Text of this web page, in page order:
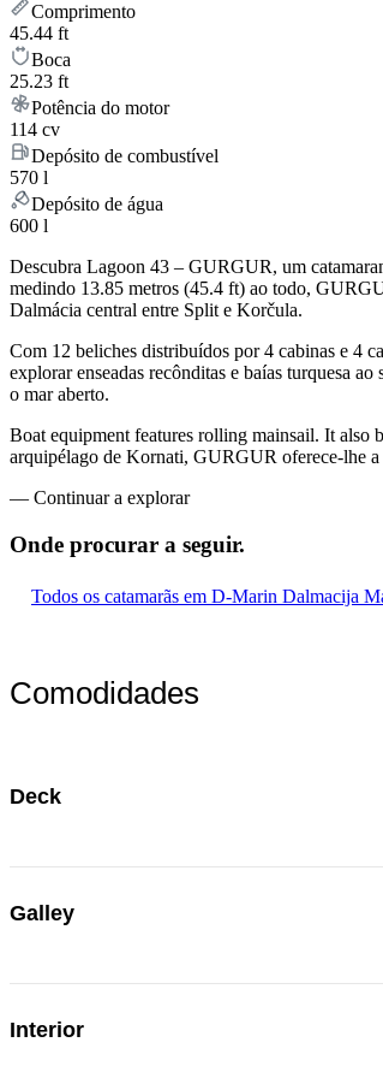
Comprimento
45.44 ft
Boca
25.23 ft
Potência do motor
114 cv
Depósito de combustível
570 l
Depósito de água
600 l
Descubra Lagoon 43 – GURGUR, um
medindo 13.85 metros (45.4 ft) ao todo,
Dalmácia central entre Split e Korčula.
Com 12 beliches distribuídos por 4 cabinas e 4
explorar enseadas recônditas e baías turquesa
o mar aberto.
Boat equipment features rolling mainsail. It also
arquipélago de Kornati, GURGUR oferece-lhe a
— Continuar a explorar
Onde procurar a seguir.
Todos os catamarãs em D-Marin Dalmacija
Comodidades
Deck
Galley
Interior